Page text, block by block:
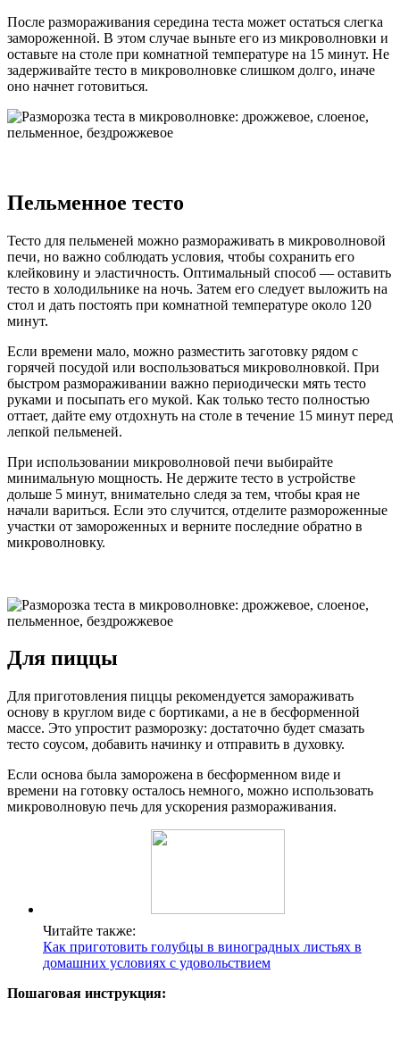
После размораживания середина теста может остаться слегка
замороженной. В этом случае выньте его из микроволновки и
оставьте на столе при комнатной температуре на 15 минут. Не
задерживайте тесто в микроволновке слишком долго, иначе
оно начнет готовиться.
Пельменное тесто
Тесто для пельменей можно размораживать в микроволновой
печи, но важно соблюдать условия, чтобы сохранить его
клейковину и эластичность. Оптимальный способ — оставить
тесто в холодильнике на ночь. Затем его следует выложить на
стол и дать постоять при комнатной температуре около 120
минут.
Если времени мало, можно разместить заготовку рядом с
горячей посудой или воспользоваться микроволновкой. При
быстром размораживании важно периодически мять тесто
руками и посыпать его мукой. Как только тесто полностью
оттает, дайте ему отдохнуть на столе в течение 15 минут перед
лепкой пельменей.
При использовании микроволновой печи выбирайте
минимальную мощность. Не держите тесто в устройстве
дольше 5 минут, внимательно следя за тем, чтобы края не
начали вариться. Если это случится, отделите размороженные
участки от замороженных и верните последние обратно в
микроволновку.
Для пиццы
Для приготовления пиццы рекомендуется замораживать
основу в круглом виде с бортиками, а не в бесформенной
массе. Это упростит разморозку: достаточно будет смазать
тесто соусом, добавить начинку и отправить в духовку.
Если основа была заморожена в бесформенном виде и
времени на готовку осталось немного, можно использовать
микроволновую печь для ускорения размораживания.
Читайте также:
Как приготовить голубцы в виноградных листьях в
домашних условиях с удовольствием
Пошаговая инструкция: